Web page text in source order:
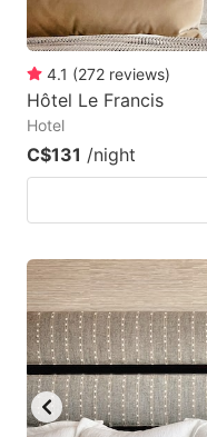
4.1 (272 reviews)
Hôtel Le Francis
Hotel
C$131 /night